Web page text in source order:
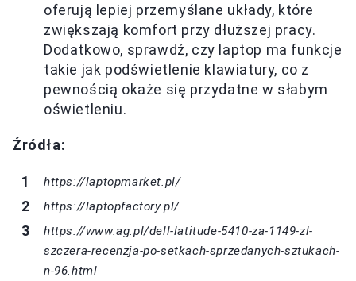
oferują lepiej przemyślane układy, które
zwiększają komfort przy dłuższej pracy.
Dodatkowo, sprawdź, czy laptop ma funkcje
takie jak podświetlenie klawiatury, co z
pewnością okaże się przydatne w słabym
oświetleniu.
Źródła:
https://laptopmarket.pl/
https://laptopfactory.pl/
https://www.ag.pl/dell-latitude-5410-za-1149-zl-
szczera-recenzja-po-setkach-sprzedanych-sztukach-
n-96.html